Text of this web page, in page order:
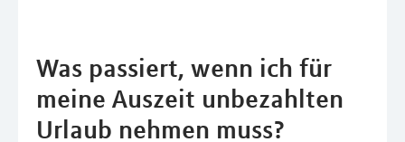
Was passiert, wenn ich für
meine Auszeit unbezahlten
Urlaub nehmen muss?